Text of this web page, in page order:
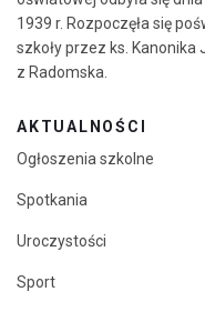
1939 r. Rozpoczęła się
szkoły przez ks. Kanonika
z Radomska.
AKTUALNOŚCI
Ogłoszenia szkolne
Spotkania
Uroczystości
Sport